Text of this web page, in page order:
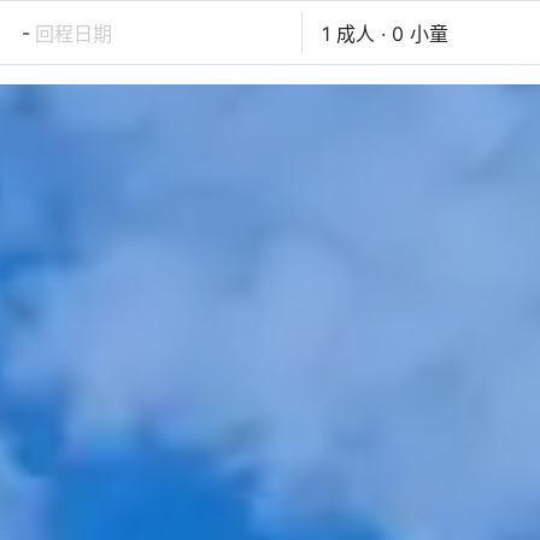
- 回程日期 1 成人 · 0 小童